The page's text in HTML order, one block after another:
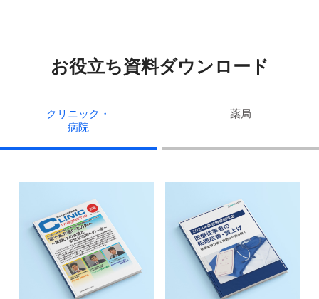
お役立ち資料ダウンロード
クリニック・
病院
薬局